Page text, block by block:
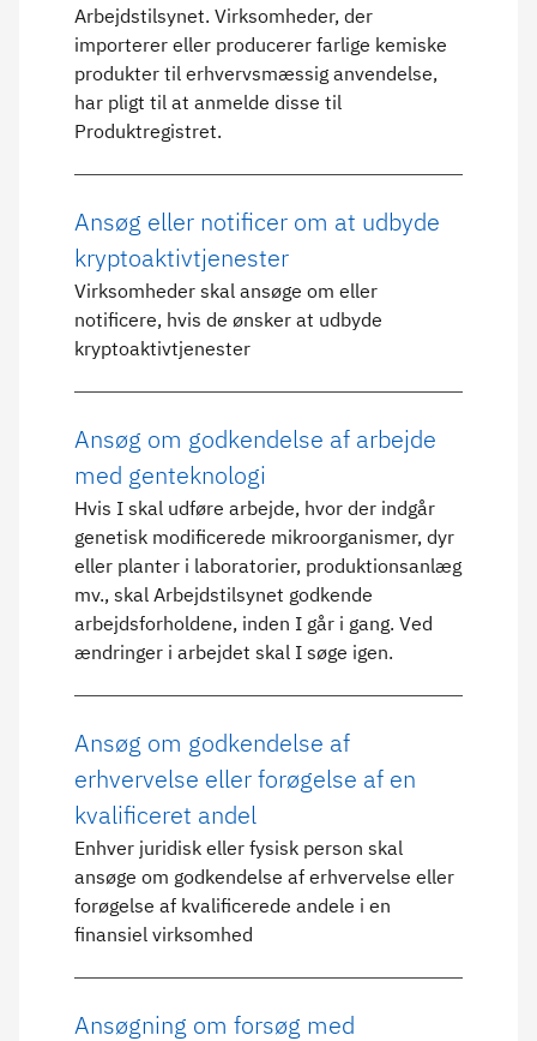
Arbejdstilsynet. Virksomheder, der
importerer eller producerer farlige kemiske
produkter til erhvervsmæssig anvendelse,
har pligt til at anmelde disse til
Produktregistret.
Ansøg eller notificer om at udbyde
kryptoaktivtjenester
Virksomheder skal ansøge om eller
notificere, hvis de ønsker at udbyde
kryptoaktivtjenester
Ansøg om godkendelse af arbejde
med genteknologi
Hvis I skal udføre arbejde, hvor der indgår
genetisk modificerede mikroorganismer, dyr
eller planter i laboratorier, produktionsanlæg
mv., skal Arbejdstilsynet godkende
arbejdsforholdene, inden I går i gang. Ved
ændringer i arbejdet skal I søge igen.
Ansøg om godkendelse af
erhvervelse eller forøgelse af en
kvalificeret andel
Enhver juridisk eller fysisk person skal
ansøge om godkendelse af erhvervelse eller
forøgelse af kvalificerede andele i en
finansiel virksomhed
Ansøgning om forsøg med